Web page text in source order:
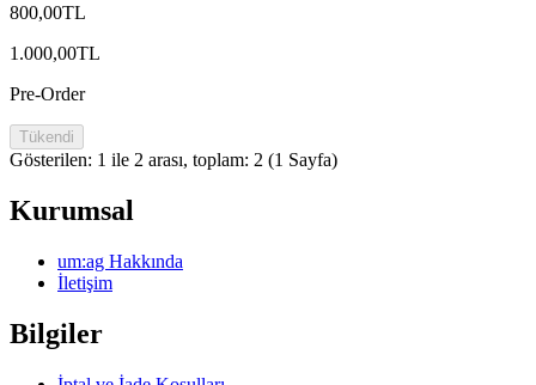
800,00TL
1.000,00TL
Pre-Order
Tükendi
Gösterilen: 1 ile 2 arası, toplam: 2 (1 Sayfa)
Kurumsal
um:ag Hakkında
İletişim
Bilgiler